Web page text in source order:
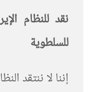
نقد للنظام
للسلطوية
إننا لا ننتقد